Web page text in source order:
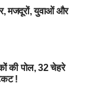
अधिकारी
अधिकारियों का
हैं तो उनके बयान
पड़ताल की जाएगी।
मजदूरों, युवाओं और
की पोल, 32 चेहरे
!